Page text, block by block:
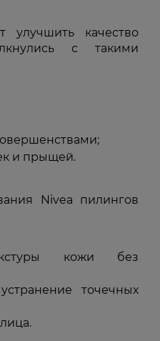
улучшить качество
с такими
и прыщей.
Nivea пилингов
кожи без
точечных